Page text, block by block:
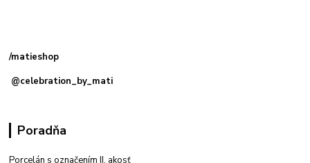
/matieshop
@celebration_by_mati
Poradňa
Porcelán s označením II. akosť